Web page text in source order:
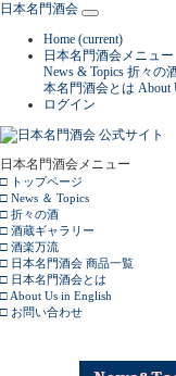
日本名門酒会
Home (current)
日本名門酒会メニュー
News & Topics 折々の
本名門酒会とは About
ログイン
日本名門酒会メニュー
□ トップページ
□ News ＆ Topics
□ 折々の酒
□ 酒蔵ギャラリー
□ 酒楽万流
□ 日本名門酒会 商品一覧
□ 日本名門酒会とは
□ About Us in English
□ お問い合わせ